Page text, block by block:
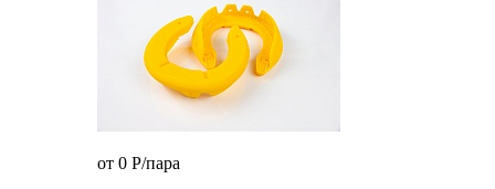
от 0 P/пара